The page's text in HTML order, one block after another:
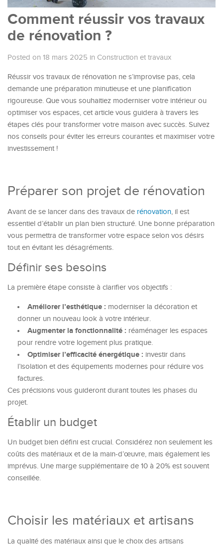
Comment réussir vos travaux
de rénovation ?
Posted on 18 mars 2025 in Construction et travaux
Réussir vos travaux de rénovation ne s’improvise pas, cela
demande une préparation minutieuse et une planification
rigoureuse. Que vous souhaitiez moderniser votre intérieur ou
optimiser vos espaces, cet article vous guidera à travers les
étapes clés pour transformer votre maison avec succès. Suivez
nos conseils pour éviter les erreurs courantes et maximiser votre
investissement !
Préparer son projet de rénovation
Avant de se lancer dans des travaux de rénovation, il est
essentiel d’établir un plan bien structuré. Une bonne préparation
vous permettra de transformer votre espace selon vos désirs
tout en évitant les désagréments.
Définir ses besoins
La première étape consiste à clarifier vos objectifs :
Améliorer l’esthétique : moderniser la décoration et
donner un nouveau look à votre intérieur.
Augmenter la fonctionnalité : réaménager les espaces
pour rendre votre logement plus pratique.
Optimiser l’efficacité énergétique : investir dans
l’isolation et des équipements modernes pour réduire vos
factures.
Ces précisions vous guideront durant toutes les phases du
projet.
Établir un budget
Un budget bien défini est crucial. Considérez non seulement les
coûts des matériaux et de la main-d’œuvre, mais également les
imprévus. Une marge supplémentaire de 10 à 20% est souvent
conseillée.
Choisir les matériaux et artisans
La qualité des matériaux ainsi que le choix des artisans